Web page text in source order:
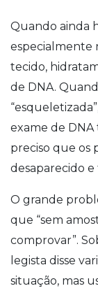
Quando ainda
especialmente
tecido,
de DNA.
exame de DNA
preciso que os
desaparecido
O grande
que “sem
comprovar”.
legista disse
situação, mas